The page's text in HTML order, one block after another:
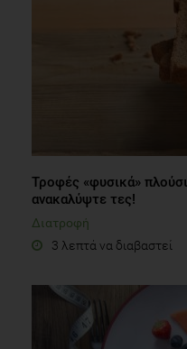
Τροφές «φυσικά»
ανακαλύψτε τες!
Διατροφή
3 λεπτά να διαβαστεί